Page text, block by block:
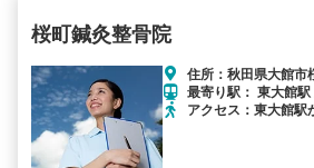
桜町鍼灸整骨院
住所：秋田県大館
最寄り駅： 東大館
アクセス：東大館駅